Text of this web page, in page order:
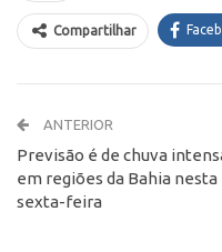
Compartilhar
ANTERIOR
Previsão é de chuva
em regiões da Bahia nesta
sexta-feira